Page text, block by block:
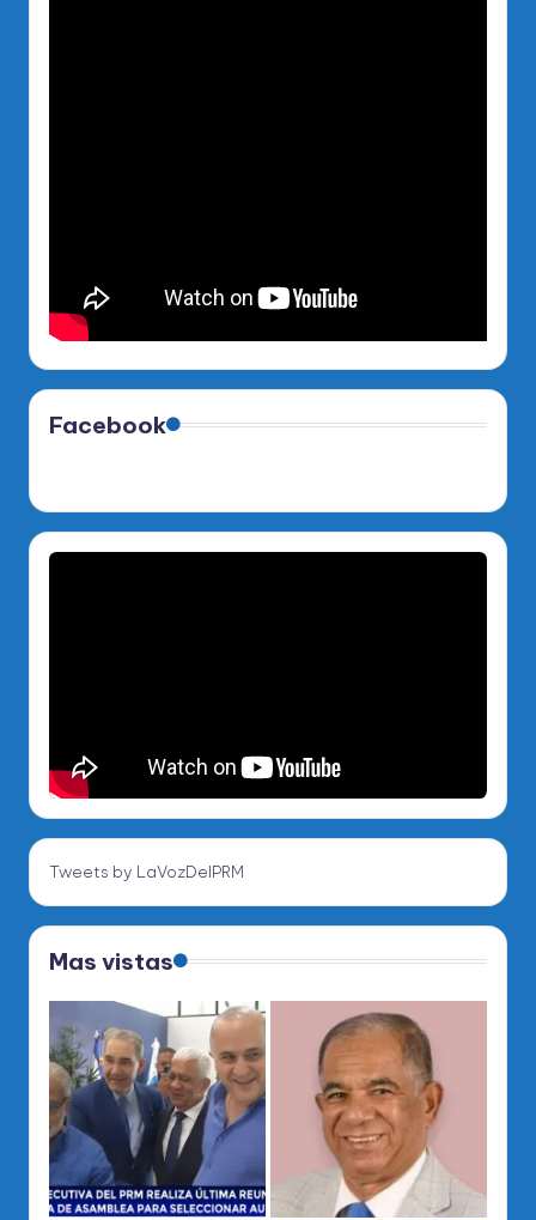
Facebook
Tweets by LaVozDelPRM
Mas vistas